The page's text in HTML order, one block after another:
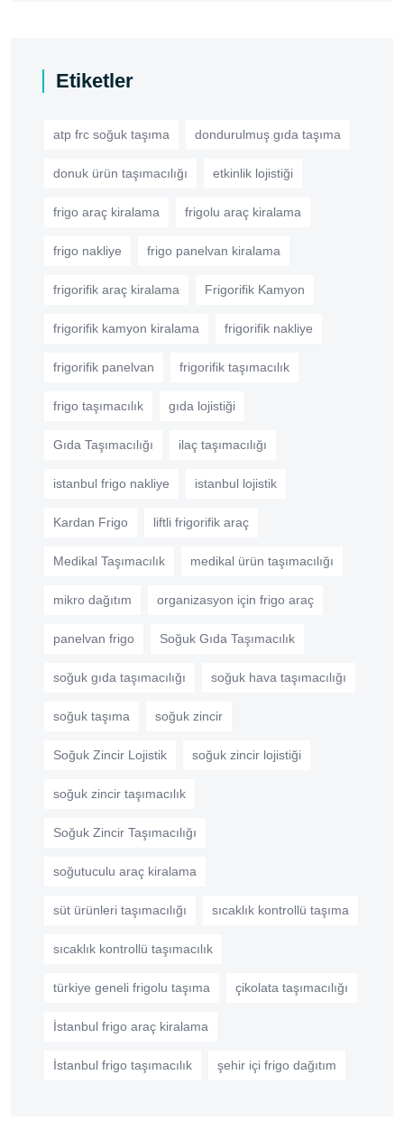
Etiketler
atp frc soğuk taşıma dondurulmuş gıda taşıma
donuk ürün taşımacılığı etkinlik lojistiği
frigo araç kiralama frigolu araç kiralama
frigo nakliye frigo panelvan kiralama
frigorifik araç kiralama Frigorifik Kamyon
frigorifik kamyon kiralama frigorifik nakliye
frigorifik panelvan frigorifik taşımacılık
frigo taşımacılık gıda lojistiği
Gıda Taşımacılığı ilaç taşımacılığı
istanbul frigo nakliye istanbul lojistik
Kardan Frigo liftli frigorifik araç
Medikal Taşımacılık medikal ürün taşımacılığı
mikro dağıtım organizasyon için frigo araç
panelvan frigo Soğuk Gıda Taşımacılık
soğuk gıda taşımacılığı soğuk hava taşımacılığı
soğuk taşıma soğuk zincir
Soğuk Zincir Lojistik soğuk zincir lojistiği
soğuk zincir taşımacılık
Soğuk Zincir Taşımacılığı
soğutuculu araç kiralama
süt ürünleri taşımacılığı sıcaklık kontrollü taşıma
sıcaklık kontrollü taşımacılık
türkiye geneli frigolu taşıma çikolata taşımacılığı
İstanbul frigo araç kiralama
İstanbul frigo taşımacılık şehir içi frigo dağıtım